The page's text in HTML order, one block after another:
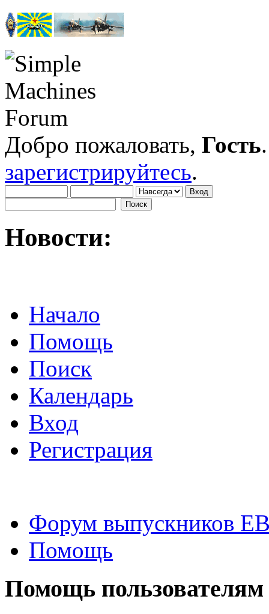
Добро пожаловать, Гость
зарегистрируйтесь.
Новости:
Начало
Помощь
Поиск
Календарь
Вход
Регистрация
Форум выпускников
Помощь
Помощь